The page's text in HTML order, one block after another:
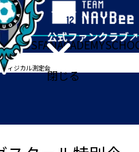
閉じる
GOODSFANACADEMY
ィジカル測定会